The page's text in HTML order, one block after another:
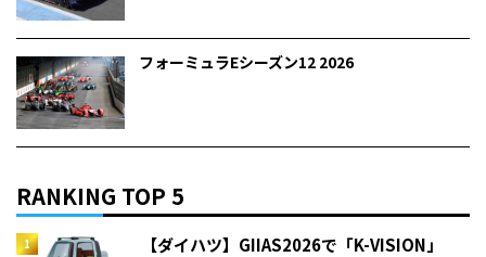
フォーミュラEシーズン12 2026
RANKING TOP 5
【ダイハツ】GIIAS2026で「K-VISION」